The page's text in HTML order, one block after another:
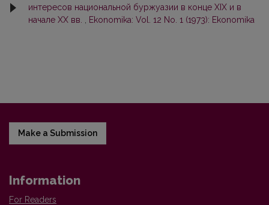
интересов национальной буржуазии в конце XIX и в
начале ХХ вв.
Ekonomika: Vol. 12 No. 1 (1973): Ekonomika
Make a Submission
Information
For Readers